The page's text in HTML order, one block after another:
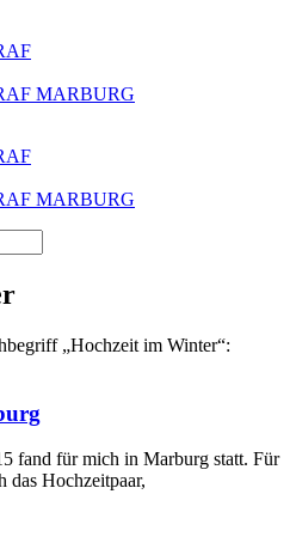
MARBURG
MARBURG
„Hochzeit im Winter“:
fand für mich in Marburg statt. Für
das Hochzeitpaar,